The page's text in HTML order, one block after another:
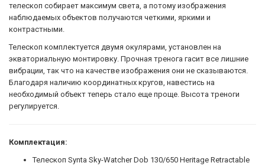
телескоп собирает максимум света, а потому изображения
наблюдаемых объектов получаются четкими, яркими и
контрастными.
Телескоп комплектуется двумя окулярами, установлен на
экваториальную монтировку. Прочная тренога гасит все лишние
вибрации, так что на качестве изображения они не сказываются.
Благодаря наличию координатных кругов, навестись на
необходимый объект теперь стало еще проще. Высота треноги
регулируется.
Комплектация:
Телескоп Synta Sky-Watcher Dob 130/650 Heritage Retractable